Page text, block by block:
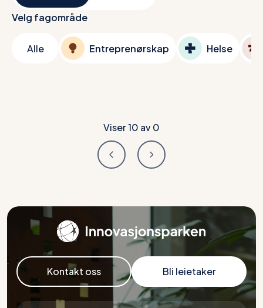
Velg fagområde
Alle Entreprenørskap Helse
Viser10 av0
Kontakt oss Bli leietaker